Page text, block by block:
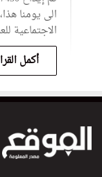
الى يومنا
الاجتماعية
أكمل